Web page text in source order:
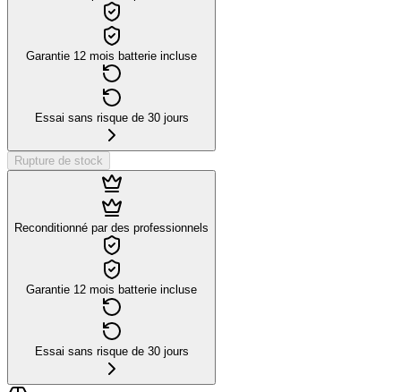
Garantie 12 mois batterie incluse
Essai sans risque de 30 jours
Rupture de stock
Reconditionné par des professionnels
Garantie 12 mois batterie incluse
Essai sans risque de 30 jours